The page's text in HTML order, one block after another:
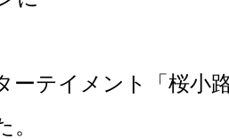
ーテイメント「桜小